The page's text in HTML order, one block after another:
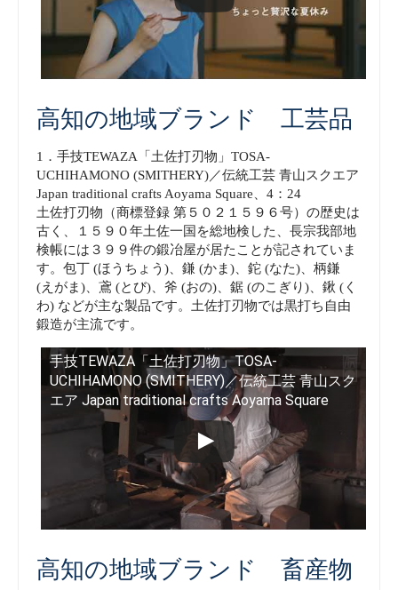
高知の地域ブランド 工芸品
1．手技TEWAZA「土佐打刃物」TOSA-
UCHIHAMONO (SMITHERY)／伝統工芸 青山スクエア
Japan traditional crafts Aoyama Square、4：24
土佐打刃物（商標登録 第５０２１５９６号）の歴史は
古く、１５９０年土佐一国を総地検した、長宗我部地
検帳には３９９件の鍛冶屋が居たことが記されていま
す。包丁 (ほうちょう)、鎌 (かま)、鉈 (なた)、柄鎌
(えがま)、鳶 (とび)、斧 (おの)、鋸 (のこぎり)、鍬 (く
わ) などが主な製品です。土佐打刃物では黒打ち自由
鍛造が主流です。
手技TEWAZA「土佐打刃物」TOSA-
UCHIHAMONO (SMITHERY)／伝統工芸 青山スク
エア Japan traditional crafts Aoyama Square
高知の地域ブランド 畜産物